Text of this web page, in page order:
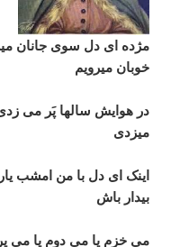
مژده ای دل سوی
خوبان ميرويم
در هوايش سالها پَر
ميزدی
اينک ای دل با من
بيدار باش
می خزم يا می دوم يا